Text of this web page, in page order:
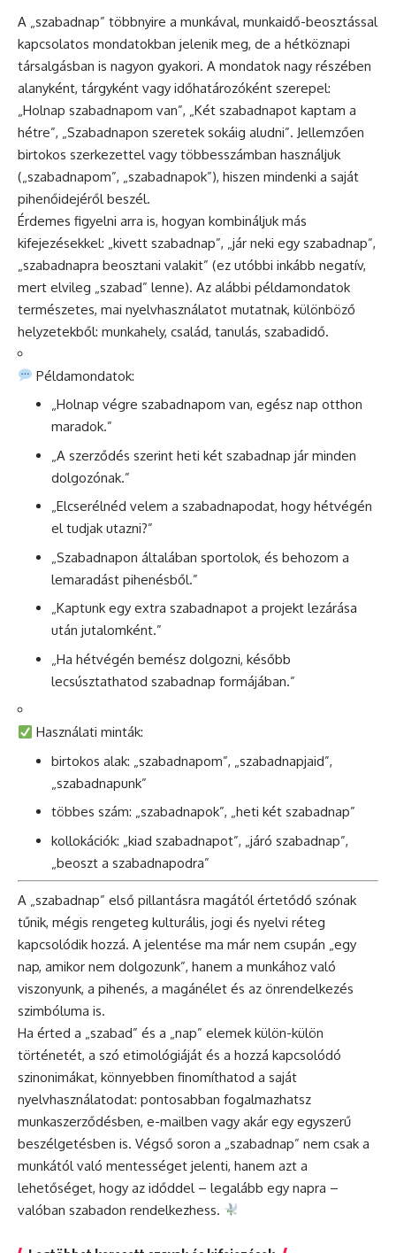
A „szabadnap” többnyire a munkával, munkaidő-beosztással
kapcsolatos mondatokban jelenik meg, de a hétköznapi
társalgásban is nagyon gyakori. A mondatok nagy részében
alanyként, tárgyként vagy időhatározóként szerepel:
„Holnap szabadnapom van”, „Két szabadnapot kaptam a
hétre”, „Szabadnapon szeretek sokáig aludni”. Jellemzően
birtokos szerkezettel vagy többesszámban használjuk
(„szabadnapom”, „szabadnapok”), hiszen mindenki a saját
pihenőidejéről beszél.
Érdemes figyelni arra is, hogyan kombináljuk más
kifejezésekkel: „kivett szabadnap”, „jár neki egy szabadnap”,
„szabadnapra beosztani valakit” (ez utóbbi inkább negatív,
mert elvileg „szabad” lenne). Az alábbi példamondatok
természetes, mai nyelvhasználatot mutatnak, különböző
helyzetekből: munkahely, család, tanulás, szabadidő.
Példamondatok:
„Holnap végre szabadnapom van, egész nap otthon
maradok.”
„A szerződés szerint heti két szabadnap jár minden
dolgozónak.”
„Elcserélnéd velem a szabadnapodat, hogy hétvégén
el tudjak utazni?”
„Szabadnapon általában sportolok, és behozom a
lemaradást pihenésből.”
„Kaptunk egy extra szabadnapot a projekt lezárása
után jutalomként.”
„Ha hétvégén bemész dolgozni, később
lecsúsztathatod szabadnap formájában.”
Használati minták:
birtokos alak: „szabadnapom”, „szabadnapjaid”,
„szabadnapunk”
többes szám: „szabadnapok”, „heti két szabadnap”
kollokációk: „kiad szabadnapot”, „járó szabadnap”,
„beoszt a szabadnapodra”
A „szabadnap” első pillantásra magától értetődő szónak
tűnik, mégis rengeteg kulturális, jogi és nyelvi réteg
kapcsolódik hozzá. A jelentése ma már nem csupán „egy
nap, amikor nem dolgozunk”, hanem a munkához való
viszonyunk, a pihenés, a magánélet és az önrendelkezés
szimbóluma is.
Ha érted a „szabad” és a „nap” elemek külön-külön
történetét, a szó etimológiáját és a hozzá kapcsolódó
szinonimákat, könnyebben finomíthatod a saját
nyelvhasználatodat: pontosabban fogalmazhatsz
munkaszerződésben, e-mailben vagy akár egy egyszerű
beszélgetésben is. Végső soron a „szabadnap” nem csak a
munkától való mentességet jelenti, hanem azt a
lehetőséget, hogy az időddel – legalább egy napra –
valóban szabadon rendelkezhess.